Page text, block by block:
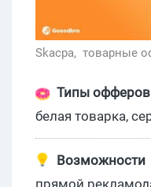
Skacpa, товарные
Типы офферов
белая товарка,
Возможности